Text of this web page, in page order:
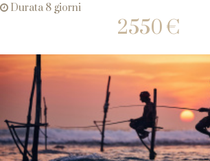
Durata 8 giorni
2550 €